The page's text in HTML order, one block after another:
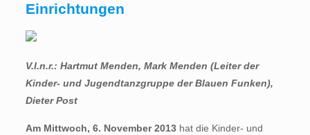
Einrichtungen
V.l.n.r.: Hartmut Menden, Mark Menden (Leiter der
Kinder- und Jugendtanzgruppe der Blauen Funken),
Dieter Post
Am Mittwoch, 6. November 2013hat die Kinder- und